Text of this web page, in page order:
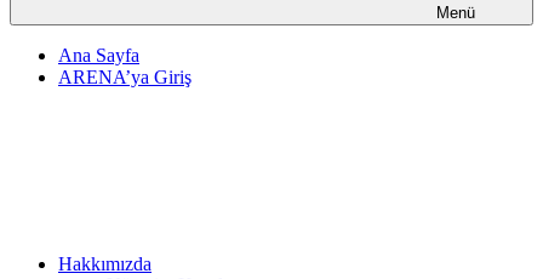
Menü
Ana Sayfa
ARENA’ya Giriş
Hakkımızda